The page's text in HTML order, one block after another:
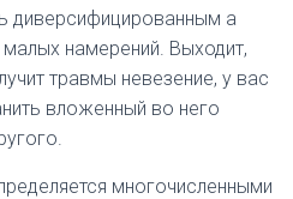
диверсифицированным а
намерений. Выходит,
травмы невезение, у вас
вложенный во него
многочисленными